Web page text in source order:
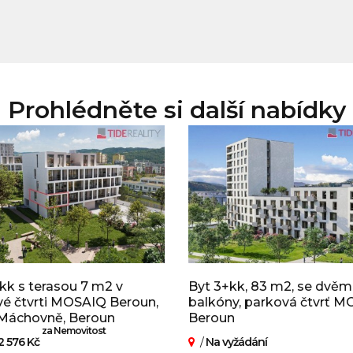
Prohlédněte si další nabídky
s terasou 7 m2 v
čtvrti MOSAIQ Beroun,
Beroun
576 Kč
za Nemovitost
Byt 3+kk, 83 m2, se
balkóny, parková čtvrť
Beroun
/Na vyžádání